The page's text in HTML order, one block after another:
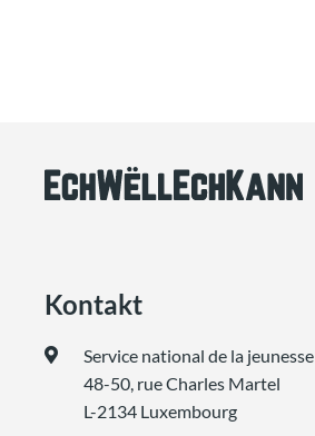
Kontakt
Service national de la jeunesse
48-50, rue Charles Martel
L-2134 Luxembourg